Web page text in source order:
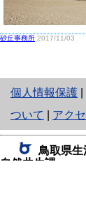
砂丘事務所 2017/11/03
個人情報保護
ついて
アク
鳥取県生
自然共生課